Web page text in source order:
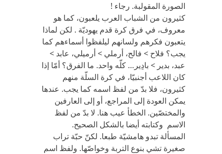
الصورة المقولبة. رجاء !
كثيرون من الشباب العرب يلعبون، كما هو
معروف، في فرق كرة قدم يهوديّة . لكن لماذا
يتعبون فكرهم ولسانهم ليلفظوا أسماءهم كما
يجب؟ فلاح > فالح، أرملي > أرميلي، عابد >
عبد، بدير > بادِير… كلّه واحد. ما الفرق؟ أمّا إذا
كان اللاعب أجنبيّا، في كرة السلّة منهم
كثيرون، فلا بدّ من لفظ اسمه كما يجب. عندها
يمكن العودة إلى المراجع، أو إلى العارفين
والمختصّين. الخطأ عيب هنا. لا بدّ من لفظ
الاسم وكتابته أيضا بالشكل الصحيح.
المسألة تبدو هامشيّة طبعا. لكنّ حبّة تراب
صغيرة تشي بنوع التربة وخواصّها. ولفظ اسم